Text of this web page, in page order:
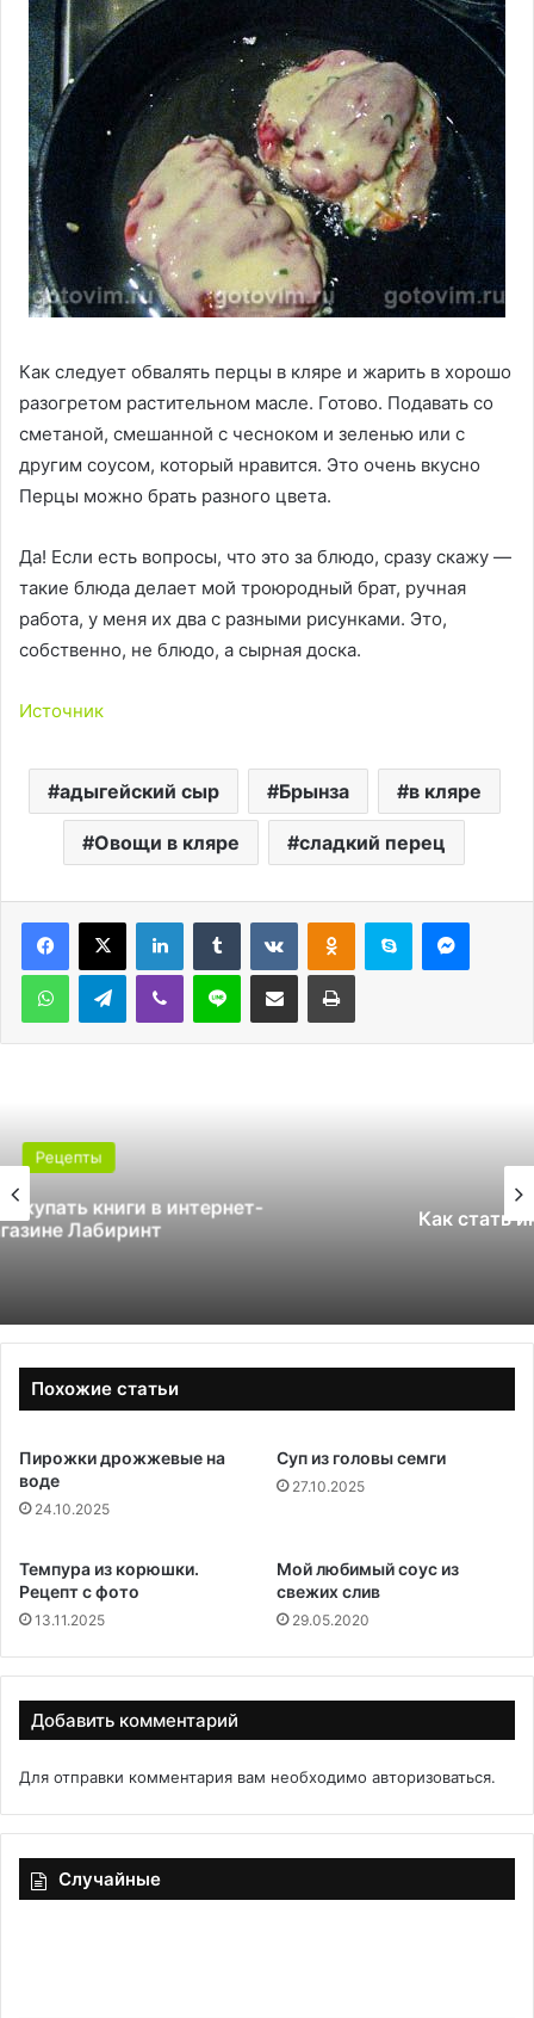
Как следует обвалять перцы в кляре и жарить в хорошо
разогретом растительном масле. Готово. Подавать со
сметаной, смешанной с чесноком и зеленью или с
другим соусом, который нравится. Это очень вкусно
Перцы можно брать разного цвета.
Да! Если есть вопросы, что это за блюдо, сразу скажу —
такие блюда делает мой троюродный брат, ручная
работа, у меня их два с разными рисунками. Это,
собственно, не блюдо, а сырная доска.
Источник
адыгейский сыр Брынза в кляре
Овощи в кляре сладкий перец
LinkedInTumblr ВконтактеОдноклассники
Skype
WhatsAppTelegramViber Line Поделиться через электронную почту Печатать
Как стать инструктором по сноуборду
Похожие статьи
Пирожки дрожжевые на
воде
24.10.2025
Суп из головы семги
27.10.2025
Темпура из корюшки.
Рецепт с фото
13.11.2025
Мой любимый соус из
свежих слив
29.05.2020
Добавить комментарий
Для отправки комментария вам необходимо авторизоваться.
Случайные